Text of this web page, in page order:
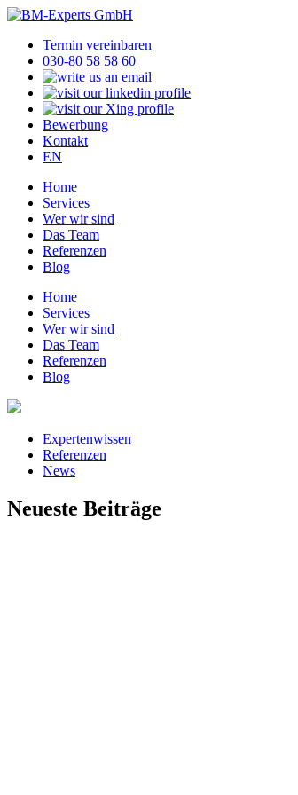
Termin vereinbaren
030-80 58 58 60
Bewerbung
Kontakt
EN
Home
Services
Wer wir sind
Das Team
Referenzen
Blog
Home
Services
Wer wir sind
Das Team
Referenzen
Blog
Expertenwissen
Referenzen
News
Neueste Beiträge